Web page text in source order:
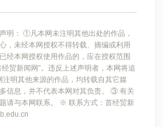
明： ①凡本网未注明其他出处的作品，
，未经本网授权不得转载、摘编或利用
经本网授权使用作品的，应在授权范围
贸新闻网”。违反上述声明者，本网将追
明其他来源的作品，均转载自其它媒
信息，并不代表本网对其负责。 ③ 有关
请与本网联系。 ※ 联系方式：首经贸新